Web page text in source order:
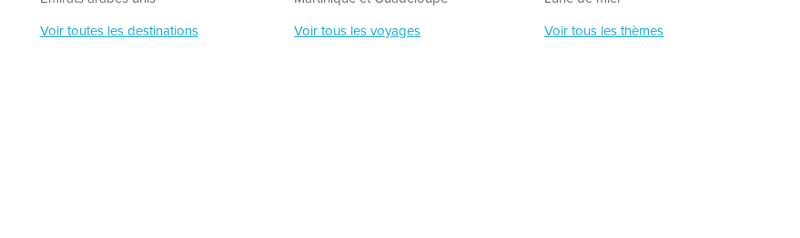
Voir toutes les destinations
Voir tous les voyages
Voir tous les thèmes